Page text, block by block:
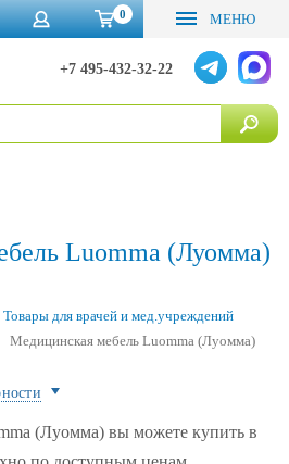
0 МЕНЮ
+7 495-432-32-22
Luomma (Луомма)
Товары для врачей и мед.учреждений
Медицинская мебель Luomma (Луомма)
(Луомма) вы можете купить в